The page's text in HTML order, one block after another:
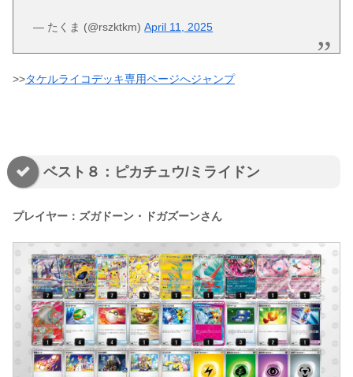
— たくま (@rszktkm)April 11, 2025
>>タケルライコデッキ専用ページへジャンプ
ベスト８：ピカチュウ/ミライドン
プレイヤー：ズガドーン・ドガズーンさん